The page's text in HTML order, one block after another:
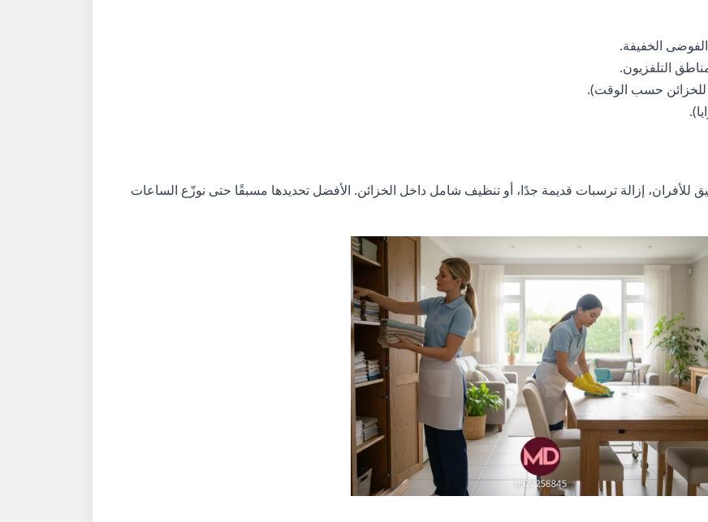
الخفيفة.
التلفزيون.
حسب الوقت).
إزالة ترسبات قديمة جدًا، أو تنظيف شامل داخل الخزائن. الأفضل تحديدها مسبقًا حتى نوزّع الساعات